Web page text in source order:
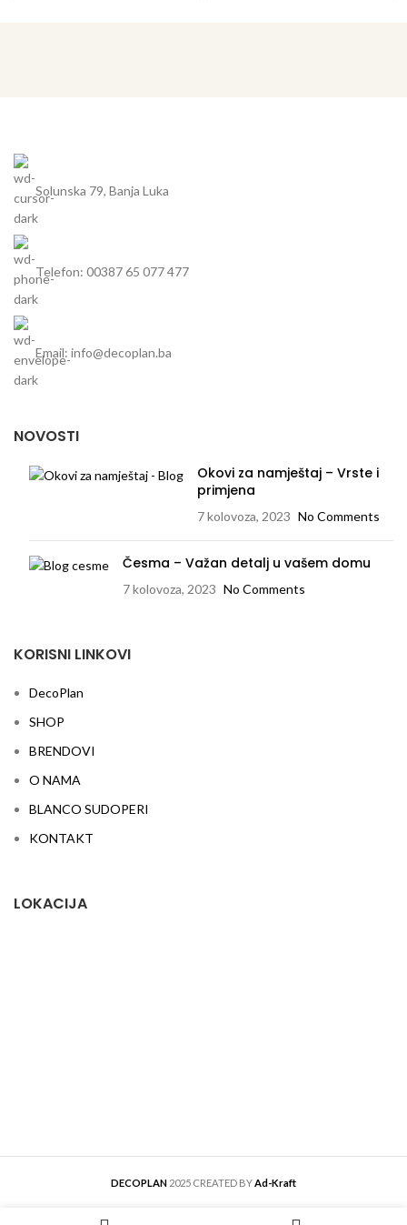
Solunska 79, Banja Luka
Telefon: 00387 65 077 477
Email: info@decoplan.ba
NOVOSTI
Okovi za namještaj – Vrste i
primjena
7 kolovoza, 2023 No Comments
Česma – Važan detalj u vašem domu
7 kolovoza, 2023 No Comments
KORISNI LINKOVI
DecoPlan
SHOP
BRENDOVI
O NAMA
BLANCO SUDOPERI
KONTAKT
LOKACIJA
DECOPLAN 2025 CREATED BYAd-Kraft